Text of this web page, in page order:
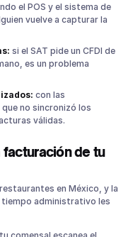
el POS y el sistema de
vuelve a capturar la
si el SAT pide un CFDI de
es un problema
con las
no sincronizó los
válidas.
facturación de tu
en México, y la
administrativo les